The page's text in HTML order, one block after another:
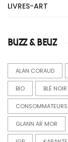
LIVRES-ART
BUZZ & BEUZ
ALAN CORAUD
BIO BLÉ NOIR
CONSOMMATEURS
GLANN AR MOR